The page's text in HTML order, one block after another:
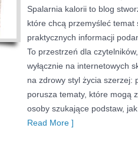
Spalarnia kalorii to blog
które chcą przemyśleć temat
praktycznych informacji
To przestrzeń dla
wyłącznie na internetowych
na zdrowy styl życia szerzej:
porusza tematy, które mogą
osoby szukające podstaw,
Read More ]